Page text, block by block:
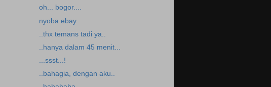
oh... bogor....
nyoba ebay
..thx temans tadi ya..
..hanya dalam 45 menit...
...ssst...!
..bahagia, dengan aku..